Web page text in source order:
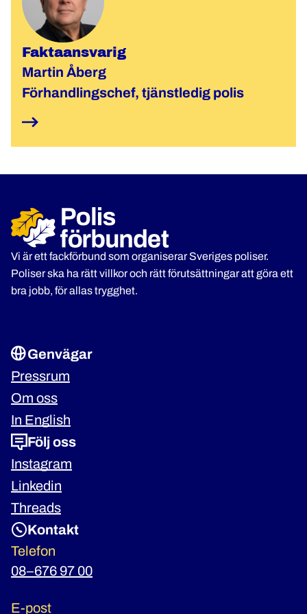
Faktaansvarig
Martin Åberg
Förhandlingschef, tjänstledig polis
Vi är ett fackförbund som organiserar Sveriges poliser.
Poliser ska ha rätt villkor och rätt förutsättningar att göra ett
bra jobb, för allas trygghet.
Genvägar
Pressrum
Om oss
In English
Följ oss
Instagram
Linkedin
Threads
Kontakt
Telefon
08–676 97 00
E-post